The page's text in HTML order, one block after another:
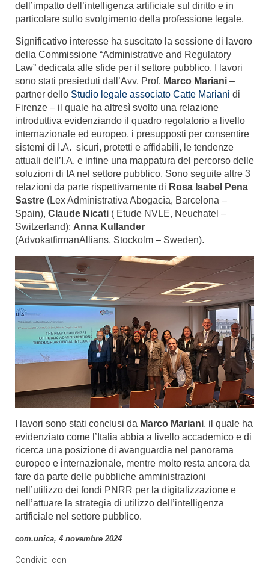
dell’impatto dell’intelligenza artificiale sul diritto e in
particolare sullo svolgimento della professione legale.
Significativo interesse ha suscitato la sessione di lavoro
della Commissione “Administrative and Regulatory
Law” dedicata alle sfide per il settore pubblico. I lavori
sono stati presieduti dall’Avv. Prof. Marco Mariani –
partner dello Studio legale associato Catte Mariani di
Firenze – il quale ha altresì svolto una relazione
introduttiva evidenziando il quadro regolatorio a livello
internazionale ed europeo, i presupposti per consentire
sistemi di I.A. sicuri, protetti e affidabili, le tendenze
attuali dell’I.A. e infine una mappatura del percorso delle
soluzioni di IA nel settore pubblico. Sono seguite altre 3
relazioni da parte rispettivamente di Rosa Isabel Pena
Sastre (Lex Administrativa Abogacìa, Barcelona –
Spain), Claude Nicati ( Etude NVLE, Neuchatel –
Switzerland); Anna Kullander
(AdvokatfirmanAllians, Stockolm – Sweden).
I lavori sono stati conclusi da Marco Mariani, il quale ha
evidenziato come l’Italia abbia a livello accademico e di
ricerca una posizione di avanguardia nel panorama
europeo e internazionale, mentre molto resta ancora da
fare da parte delle pubbliche amministrazioni
nell’utilizzo dei fondi PNRR per la digitalizzazione e
nell’attuare la strategia di utilizzo dell’intelligenza
artificiale nel settore pubblico.
com.unica, 4 novembre 2024
Condividi con